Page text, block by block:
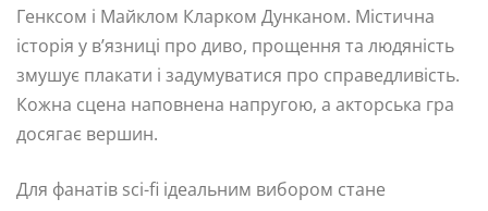
Генксом і Майклом Кларком Дунканом. Містична
історія у в’язниці про диво, прощення та людяність
змушує плакати і задумуватися про справедливість.
Кожна сцена наповнена напругою, а акторська гра
досягає вершин.
Для фанатів sci-fi ідеальним вибором стане